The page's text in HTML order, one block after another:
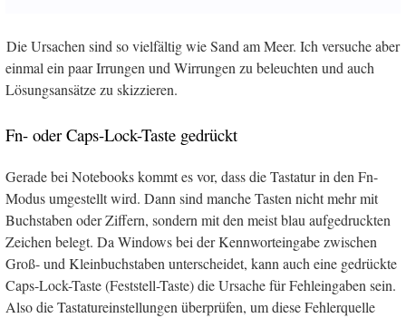
Die Ursachen sind so vielfältig wie Sand am Meer. Ich versuche aber
einmal ein paar Irrungen und Wirrungen zu beleuchten und auch
Lösungsansätze zu skizzieren.
Fn- oder Caps-Lock-Taste gedrückt
Gerade bei Notebooks kommt es vor, dass die Tastatur in den Fn-
Modus umgestellt wird. Dann sind manche Tasten nicht mehr mit
Buchstaben oder Ziffern, sondern mit den meist blau aufgedruckten
Zeichen belegt. Da Windows bei der Kennworteingabe zwischen
Groß- und Kleinbuchstaben unterscheidet, kann auch eine gedrückte
Caps-Lock-Taste (Feststell-Taste) die Ursache für Fehleingaben sein.
Also die Tastatureinstellungen überprüfen, um diese Fehlerquelle